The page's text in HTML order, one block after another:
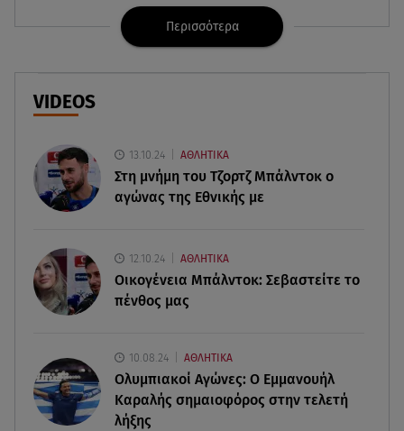
05.08.26 , 21:41
«Στην κόψη του ξυραφιού» οι συνομιλίες ΗΠΑ –
Ιράν
05.08.26 , 21:22
«Oνειρευόμουν έναν άντρα σαν εσένα»
05.08.26 , 20:51
05.08.26 , 20:42
Δέσποινα Μοιραράκη: Οι ξέγνοιαστες στιγμές της
05.08.26 , 20:39
Σύγκρουση ελικοπτέρων: Αυτός είναι ο Έλληνας
χειριστής που σκοτώθηκε
Περισσότερα
VIDEOS
13.10.24 ΑΘΛΗΤΙΚΑ
Στη μνήμη του Τζορτζ Μπάλντοκ ο
αγώνας της Εθνικής με
12.10.24 ΑΘΛΗΤΙΚΑ
Οικογένεια Μπάλντοκ: Σεβαστείτε το
πένθος μας
10.08.24 ΑΘΛΗΤΙΚΑ
Ολυμπιακοί Αγώνες: Ο Εμμανουήλ
Καραλής σημαιοφόρος στην τελετή
λήξης